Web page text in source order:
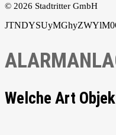
© 2026 Stadtritter GmbH
Welche Art